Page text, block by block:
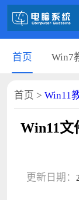
首页 Win7
首页 > Win11
Win11文
更新日期：